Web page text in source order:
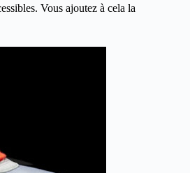
Vous ajoutez à cela la